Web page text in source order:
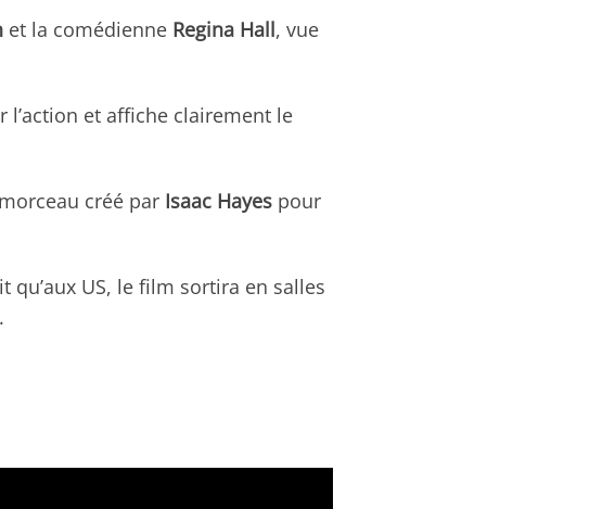
et la comédienne Regina Hall, vue
et affiche clairement le
créé par Isaac Hayes pour
qu’aux US, le film sortira en salles